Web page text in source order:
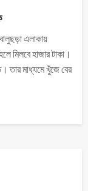
এলাকায়
মিলবে হাজার টাকা।
তার মাধ্যমে খুঁজে বের